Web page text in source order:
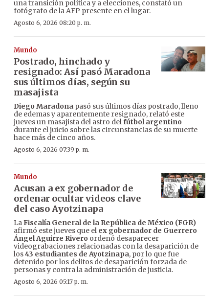
una transición política y a elecciones, constató un
fotógrafo de la AFP presente en el lugar.
Agosto 6, 2026 08:20 p. m.
Mundo
Postrado, hinchado y
resignado: Así pasó Maradona
sus últimos días, según su
masajista
Diego Maradona pasó sus últimos días postrado, lleno
de edemas y aparentemente resignado, relató este
jueves un masajista del astro delfútbol argentino
durante el juicio sobre las circunstancias de su muerte
hace más de cinco años.
Agosto 6, 2026 07:39 p. m.
Mundo
Acusan a ex gobernador de
ordenar ocultar videos clave
del caso Ayotzinapa
LaFiscalía General de la República de México (FGR)
afirmó este jueves que el ex gobernador de Guerrero
Ángel Aguirre Rivero ordenó desaparecer
videograbaciones relacionadas con la desaparición de
los43 estudiantes de Ayotzinapa, por lo que fue
detenido por los delitos de desaparición forzada de
personas y contra la administración de justicia.
Agosto 6, 2026 05:17 p. m.